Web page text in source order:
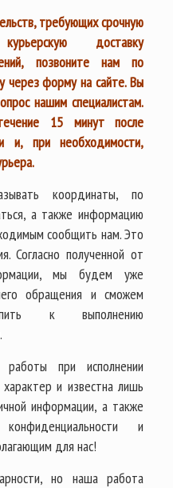
требующих срочную
доставку
позвоните нам по
через форму на сайте. Вы
нашим специалистам.
15 минут после
и, при необходимости,
координаты, по
а также информацию
сообщить нам. Это
Согласно полученной от
мы будем уже
обращения и сможем
к выполнению
работы при исполнении
и известна лишь
информации, а также
и
для нас!
но наша работа